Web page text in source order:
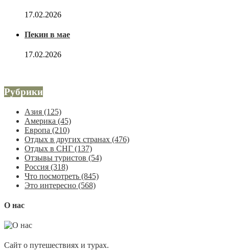
17.02.2026
Пекин в мае
17.02.2026
Рубрики
Азия (125)
Америка (45)
Европа (210)
Отдых в других странах (476)
Отдых в СНГ (137)
Отзывы туристов (54)
Россия (318)
Что посмотреть (845)
Это интересно (568)
О нас
Сайт о путешествиях и турах.